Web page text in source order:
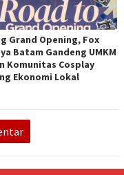
Grand Opening, Fox
Batam Gandeng UMKM
Komunitas Cosplay
Ekonomi Lokal